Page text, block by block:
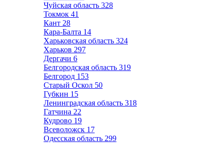
Чуйская область 328
Токмок 41
Кант 28
Кара-Балта 14
Харьковская область 324
Харьков 297
Дергачи 6
Белгородская область 319
Белгород 153
Старый Оскол 50
Губкин 15
Ленинградская область 318
Гатчина 22
Кудрово 19
Всеволожск 17
Одесская область 299